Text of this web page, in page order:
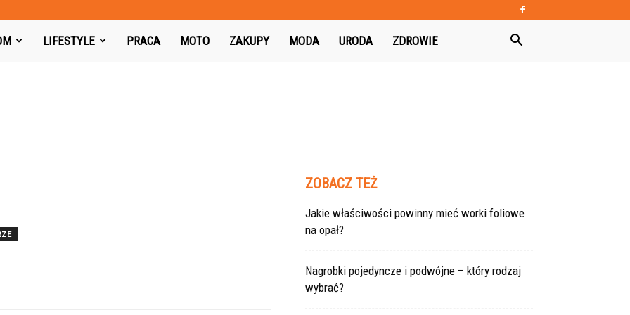
LIFESTYLE PRACA MOTO ZAKUPY MODA URODA ZDROWIE
ZOBACZ TEŻ
Jakie właściwości powinny mieć worki foliowe
na opał?
Nagrobki pojedyncze i podwójne – który rodzaj
wybrać?